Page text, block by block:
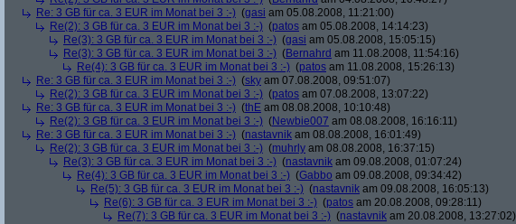
Re: 3 GB für ca. 3 EUR im Monat bei 3 :-) (gasi am 05.08.2008, 11:21:00)
Re(2): 3 GB für ca. 3 EUR im Monat bei 3 :-) (patos am 05.08.2008, 14:14:23)
Re(3): 3 GB für ca. 3 EUR im Monat bei 3 :-) (gasi am 05.08.2008, 15:05:15)
Re(3): 3 GB für ca. 3 EUR im Monat bei 3 :-) (Bernahrd am 11.08.2008, 11:54:16)
Re(4): 3 GB für ca. 3 EUR im Monat bei 3 :-) (patos am 11.08.2008, 15:26:13)
Re: 3 GB für ca. 3 EUR im Monat bei 3 :-) (sky am 07.08.2008, 09:51:07)
Re(2): 3 GB für ca. 3 EUR im Monat bei 3 :-) (patos am 07.08.2008, 13:07:22)
Re: 3 GB für ca. 3 EUR im Monat bei 3 :-) (thE am 08.08.2008, 10:10:48)
Re(2): 3 GB für ca. 3 EUR im Monat bei 3 :-) (Newbie007 am 08.08.2008, 16:16:11)
Re: 3 GB für ca. 3 EUR im Monat bei 3 :-) (nastavnik am 08.08.2008, 16:01:49)
Re(2): 3 GB für ca. 3 EUR im Monat bei 3 :-) (muhrly am 08.08.2008, 16:37:15)
Re(3): 3 GB für ca. 3 EUR im Monat bei 3 :-) (nastavnik am 09.08.2008, 01:07:24)
Re(4): 3 GB für ca. 3 EUR im Monat bei 3 :-) (Gabbo am 09.08.2008, 09:34:42)
Re(5): 3 GB für ca. 3 EUR im Monat bei 3 :-) (nastavnik am 09.08.2008, 16:05:13)
Re(6): 3 GB für ca. 3 EUR im Monat bei 3 :-) (patos am 20.08.2008, 09:28:11)
Re(7): 3 GB für ca. 3 EUR im Monat bei 3 :-) (nastavnik am 20.08.2008, 13:27:02)